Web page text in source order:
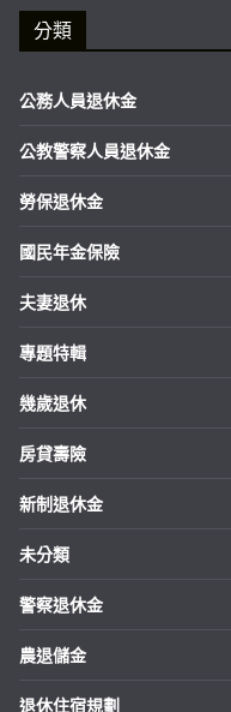
分類
公務人員退休金
公教警察人員退休金
勞保退休金
國民年金保險
夫妻退休
專題特輯
幾歲退休
房貸壽險
新制退休金
未分類
警察退休金
農退儲金
退休住宿規劃